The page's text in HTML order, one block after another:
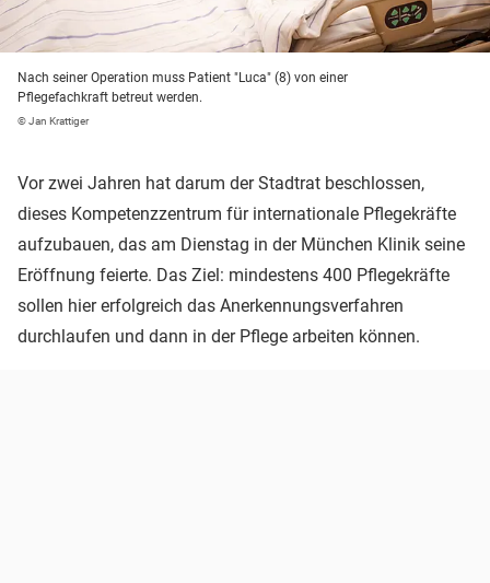
Nach seiner Operation muss Patient "Luca" (8) von einer
Pflegefachkraft betreut werden.
© Jan Krattiger
Vor zwei Jahren hat darum der Stadtrat beschlossen,
dieses Kompetenzzentrum für internationale Pflegekräfte
aufzubauen, das am Dienstag in der München Klinik seine
Eröffnung feierte. Das Ziel: mindestens 400 Pflegekräfte
sollen hier erfolgreich das Anerkennungsverfahren
durchlaufen und dann in der Pflege arbeiten können.